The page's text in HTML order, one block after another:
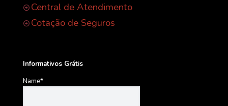
Central de Atendimento
Cotação de Seguros
Informativos Grátis
Name*